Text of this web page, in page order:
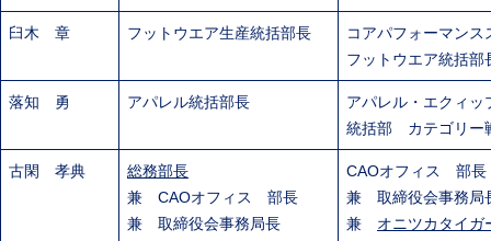
臼木 章 フットウエア生産統括部長
コアパフォーマンス
フットウエア統括部
落知 勇 アパレル統括部長
アパレル・エクィッ
統括部 カテゴリー
古閑 孝典
総務部長
兼 CAOオフィス 部長
兼 取締役会事務局長
CAOオフィス 部長
兼 取締役会事務局
兼 オニツカタイガ